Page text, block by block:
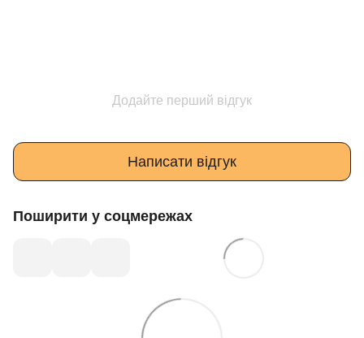
Додайте перший відгук
Написати відгук
Поширити у соцмережах